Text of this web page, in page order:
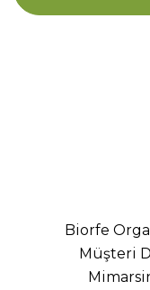
Biorfe
Müşteri